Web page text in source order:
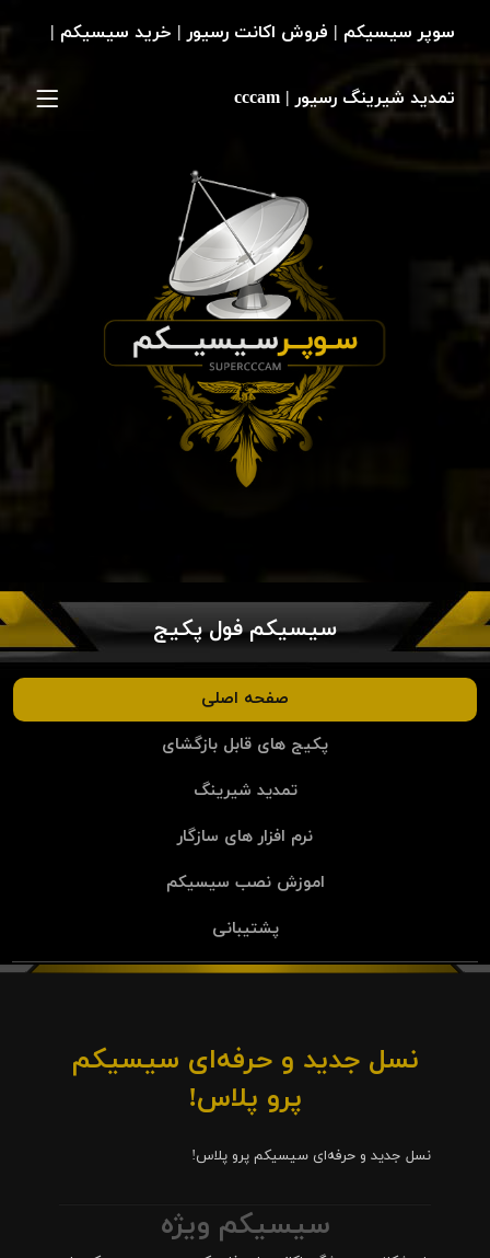
سیسیکم فول پکیج
صفحه اصلی
پکیج های قابل بازگشای
تمدید شیرینگ
نرم افزار های سازگار
اموزش نصب سیسیکم
پشتیبانی
نسل جدید و حرفه‌ای سیسیکم
پرو پلاس!
نسل جدید و حرفه‌ای سیسیکم پرو پلاس!
سیسیکم ویژه
سوپر سیسیکم | فروش اکانت رسیور | خرید سیسیکم |
تمدید شیرینگ رسیور | cccam